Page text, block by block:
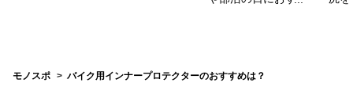
モノスポ バイク用インナープロテクターのおすすめは？